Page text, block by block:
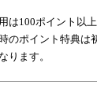
は100ポイント以
のポイント特典は
ります。